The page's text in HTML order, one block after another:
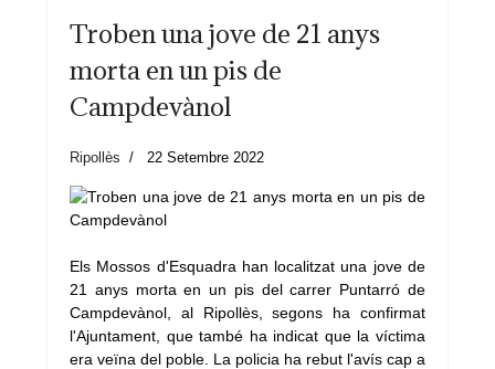
Troben una jove de 21 anys
morta en un pis de
Campdevànol
Ripollès 22 Setembre 2022
Els Mossos d'Esquadra han localitzat una jove de
21 anys morta en un pis del carrer Puntarró de
Campdevànol, al Ripollès, segons ha confirmat
l'Ajuntament, que també ha indicat que la víctima
era veïna del poble. La policia ha rebut l'avís cap a